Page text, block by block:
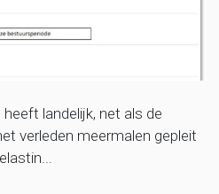
landelijk, net als de
verleden meermalen gepleit